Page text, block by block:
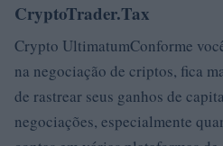
CryptoTrader.Tax
Crypto UltimatumConforme
na negociação de criptos, fica
de rastrear seus ganhos de
negociações, especialmente